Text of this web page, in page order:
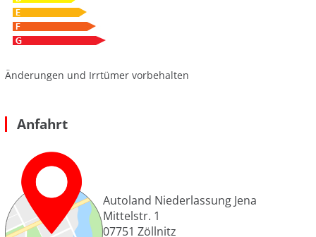
Änderungen und Irrtümer vorbehalten
Anfahrt
Autoland Niederlassung Jena
Mittelstr. 1
07751 Zöllnitz